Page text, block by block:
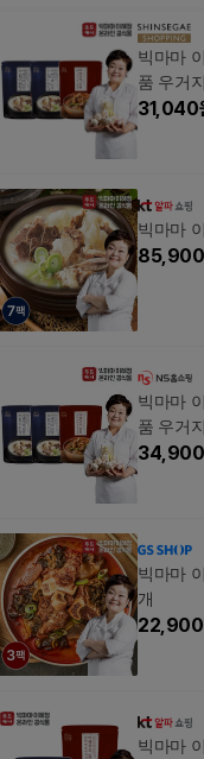
빅마마
품 우거
31,040
빅마마
85,900
빅마마
품 우거
34,900
빅마마
개
22,900
빅마마 이